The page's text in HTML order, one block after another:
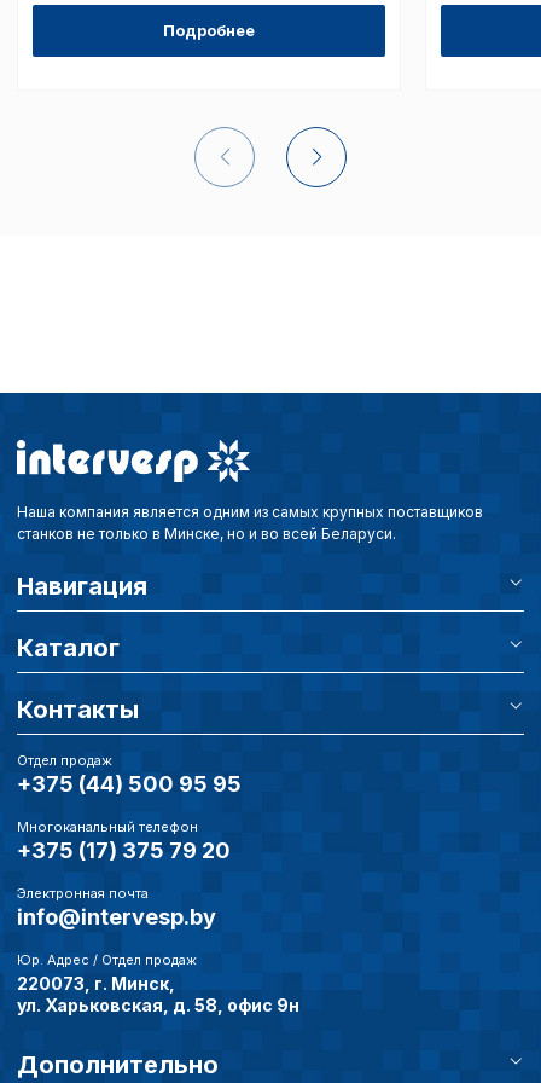
Подробнее
Наша компания является одним из самых крупных поставщиков
станков не только в Минске, но и во всей Беларуси.
Навигация
Каталог
Контакты
Отдел продаж
+375 (44) 500 95 95
Многоканальный телефон
+375 (17) 375 79 20
Электронная почта
info@intervesp.by
Юр. Адрес / Отдел продаж
220073, г. Минск,
ул. Харьковская, д. 58, офис 9н
Дополнительно